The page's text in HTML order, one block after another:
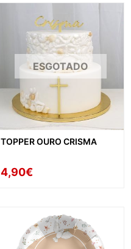
ESGOTADO
TOPPER OURO CRISMA
4,90€